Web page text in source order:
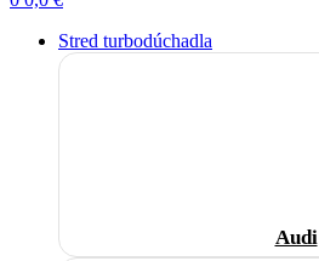
Stred turbodúchadla
Audi